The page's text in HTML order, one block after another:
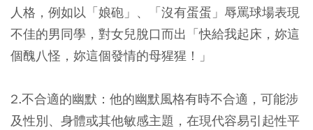
人格，例如以「娘砲」、「沒有蛋蛋」辱罵球場表現
不佳的男同學，對女兒脫口而出「快給我起床，妳這
個醜八怪，妳這個發情的母猩猩！」
2.不合適的幽默： 他的幽默風格有時不合適，可能涉
及性別、身體或其他敏感主題，在現代容易引起性平